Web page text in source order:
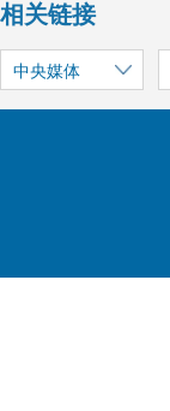
相关链接
中央媒体